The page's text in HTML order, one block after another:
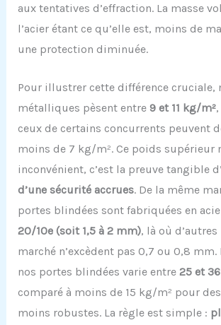
aux tentatives d’effraction. La masse
l’acier étant ce qu’elle est, moins de
une protection diminuée.
Pour illustrer cette différence cruciale,
métalliques pèsent entre 9 et 11 kg/m²
ceux de certains concurrents peuvent
moins de 7 kg/m². Ce poids supérieur
inconvénient, c’est la preuve tangible
d’une sécurité accrues. De la même
portes blindées sont fabriquées en
20/10e (soit 1,5 à 2 mm), là où
marché n’excèdent pas 0,7 ou 0,8 mm.
nos portes blindées varie entre 25 et
comparé à moins de 15 kg/m² pour
moins robustes. La règle est simple :